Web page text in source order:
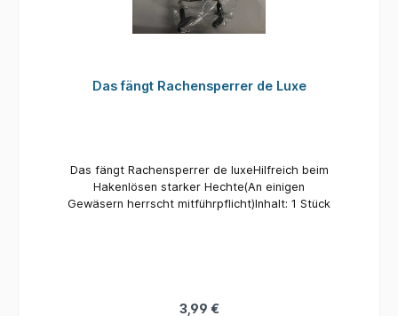
Das fängt Rachensperrer de Luxe
Das fängt Rachensperrer de luxeHilfreich beim
Hakenlösen starker Hechte(An einigen
Gewäsern herrscht mitführpflicht)Inhalt: 1 Stück
3,99 €